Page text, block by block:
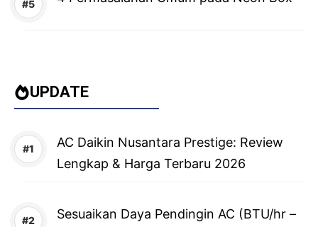
UPDATE
AC Daikin Nusantara Prestige: Review
Lengkap & Harga Terbaru 2026
Sesuaikan Daya Pendingin AC (BTU/hr –